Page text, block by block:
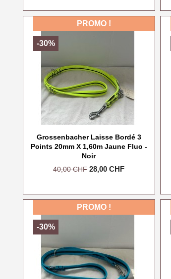
Grossenbacher Laisse Bordé 3
Points 20mm X 1,60m Jaune Fluo -
Noir
Prix
40,00 CHF Prix
28,00 CHF
PROMO !
-30%
PROMO !
-30%